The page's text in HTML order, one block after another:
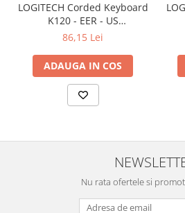
LOGITECH Corded Keyboard
K120 - EER - US
International layout
86,15 Lei
ADAUGA IN COS
Nu rata ofertele si